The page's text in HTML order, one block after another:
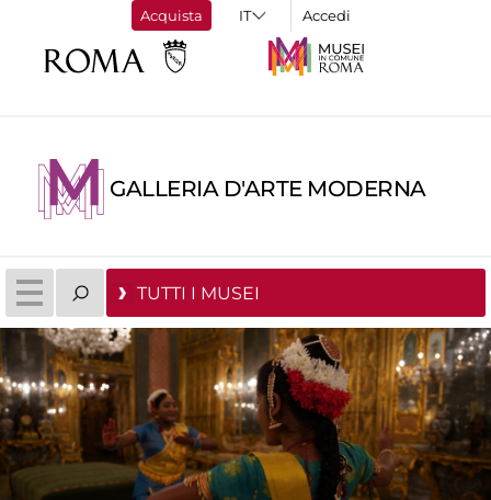
Acquista Accedi
GALLERIA D'ARTE MODERNA
TUTTI I MUSEI